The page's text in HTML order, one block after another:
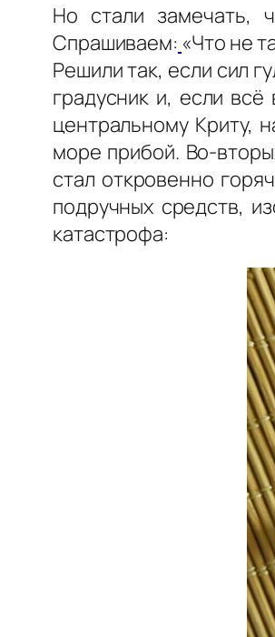
Но стали замечать,
Спрашиваем: «Что не
Решили так, если сил
градусник и, если
центральному Криту,
море прибой. Во-
стал откровенно
подручных средств,
катастрофа: